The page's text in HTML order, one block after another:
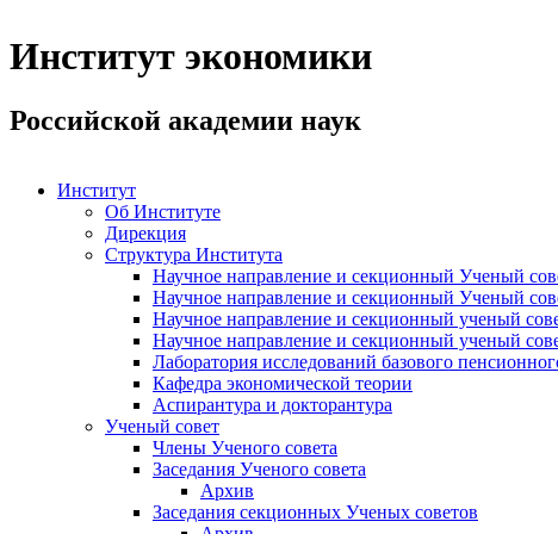
Институт экономики
Российской академии наук
Институт
Об Институте
Дирекция
Структура Института
Научное направление и секционный Ученый
Научное направление и секционный Ученый
Научное направление и секционный ученый
Научное направление и секционный ученый
Лаборатория исследований базового
Кафедра экономической теории
Аспирантура и докторантура
Ученый совет
Члены Ученого совета
Заседания Ученого совета
Архив
Заседания секционных Ученых советов